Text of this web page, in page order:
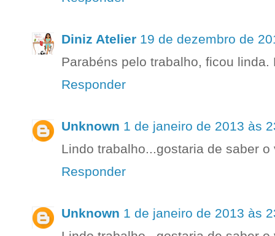
Diniz Atelier 19 de dezembro de
Parabéns pelo trabalho, ficou linda.
Responder
Unknown 1 de janeiro de 2013 às
Lindo trabalho...gostaria de saber o
Responder
Unknown 1 de janeiro de 2013 às